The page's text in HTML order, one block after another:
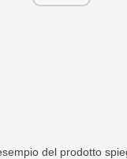
del prodotto